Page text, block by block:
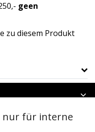
geen
zu diesem Produkt
nur für interne